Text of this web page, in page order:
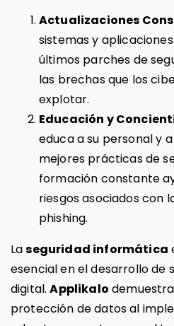
Actualizaciones
sistemas y
últimos parches de
las brechas que los
explotar.
Educación y
educa a su personal y
mejores prácticas de
formación constante
riesgos asociados con
phishing.
Laseguridad informática
esencial en el desarrollo de
digital.Applikalo
protección de datos al